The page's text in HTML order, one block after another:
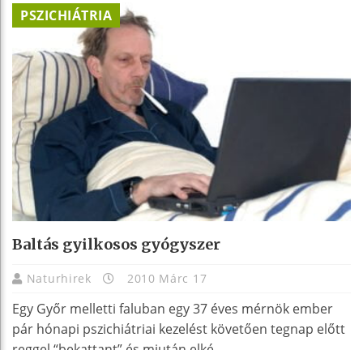
PSZICHIÁTRIA
Baltás gyilkosos gyógyszer
Naturhirek 2010 Márc 17
Egy Győr melletti faluban egy 37 éves mérnök ember
pár hónapi pszichiátriai kezelést követően tegnap előtt